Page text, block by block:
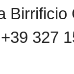
327